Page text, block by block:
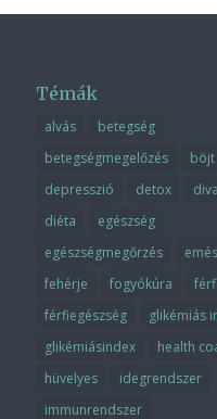
Témák
alvás
betegség
betegségmegelőzés
böjt
depresszió
detox
diéta
egészség
egészségmegőrzés
fehérje
fogyókúra
férfi
férfiegészség
glikémiás
glikémiásindex
health
hüvelyes
idegrendszer
immunrendszer